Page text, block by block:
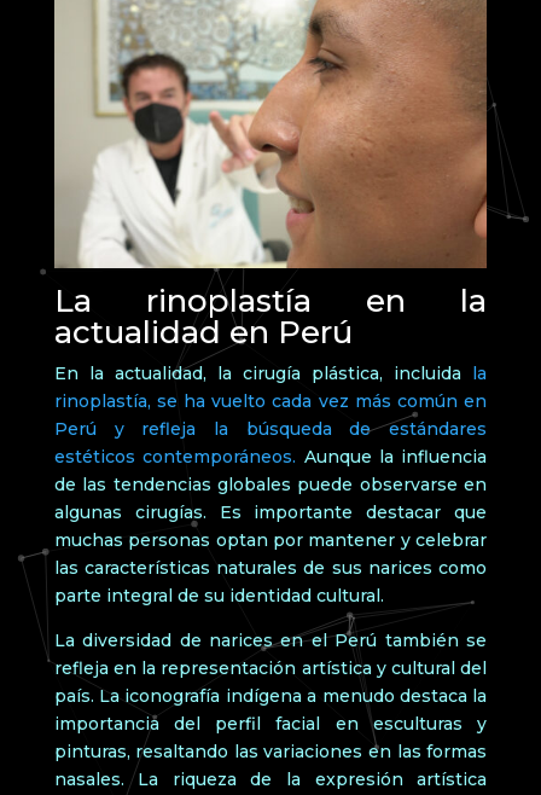
La rinoplastía en la
actualidad en Perú
En la actualidad, la cirugía plástica, incluida la
rinoplastía, se ha vuelto cada vez más común en
Perú y refleja la búsqueda de estándares
estéticos contemporáneos. Aunque la influencia
de las tendencias globales puede observarse en
algunas cirugías. Es importante destacar que
muchas personas optan por mantener y celebrar
las características naturales de sus narices como
parte integral de su identidad cultural.
La diversidad de narices en el Perú también se
refleja en la representación artística y cultural del
país. La iconografía indígena a menudo destaca la
importancia del perfil facial en esculturas y
pinturas, resaltando las variaciones en las formas
nasales. La riqueza de la expresión artística